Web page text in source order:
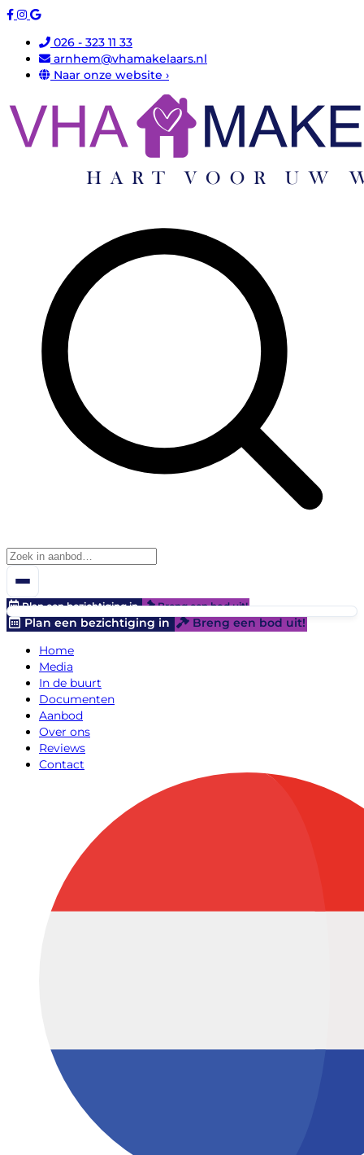
026 - 323 11 33
arnhem@vhamakelaars.nl
Naar onze website ›
Plan een bezichtiging in Breng een bod uit!
Plan een bezichtiging in
Breng een bod uit!
Home
Media
In de buurt
Documenten
Aanbod
Over ons
Reviews
Contact